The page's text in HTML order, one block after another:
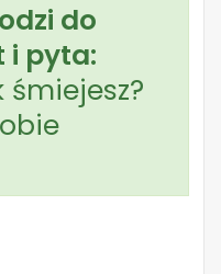
do
i pyta: